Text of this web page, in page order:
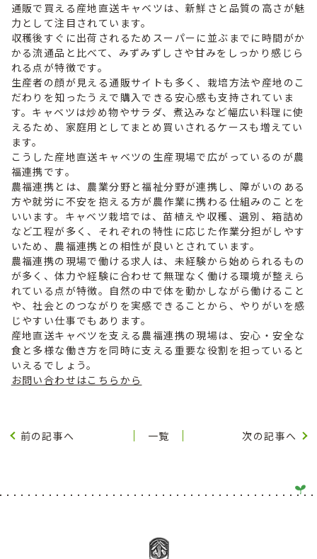
通販で買える産地直送キャベツは、新鮮さと品質の高さが魅
力として注目されています。
収穫後すぐに出荷されるためスーパーに並ぶまでに時間がか
かる流通品と比べて、みずみずしさや甘みをしっかり感じら
れる点が特徴です。
生産者の顔が見える通販サイトも多く、栽培方法や産地のこ
だわりを知ったうえで購入できる安心感も支持されていま
す。キャベツは炒め物やサラダ、煮込みなど幅広い料理に使
えるため、家庭用としてまとめ買いされるケースも増えてい
ます。
こうした産地直送キャベツの生産現場で広がっているのが農
福連携です。
農福連携とは、農業分野と福祉分野が連携し、障がいのある
方や就労に不安を抱える方が農作業に携わる仕組みのことを
いいます。キャベツ栽培では、苗植えや収穫、選別、箱詰め
など工程が多く、それぞれの特性に応じた作業分担がしやす
いため、農福連携との相性が良いとされています。
農福連携の現場で働ける求人は、未経験から始められるもの
が多く、体力や経験に合わせて無理なく働ける環境が整えら
れている点が特徴。自然の中で体を動かしながら働けること
や、社会とのつながりを実感できることから、やりがいを感
じやすい仕事でもあります。
産地直送キャベツを支える農福連携の現場は、安心・安全な
食と多様な働き方を同時に支える重要な役割を担っていると
いえるでしょう。
お問い合わせはこちらから
前の記事へ 一覧 次の記事へ